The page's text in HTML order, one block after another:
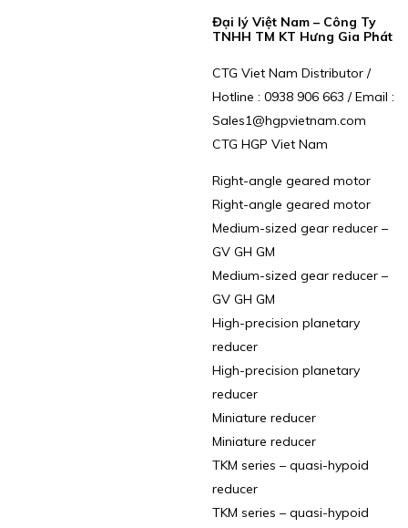
Đại lý Việt Nam – Công Ty
TNHH TM KT Hưng Gia Phát
CTG Viet Nam Distributor /
Hotline : 0938 906 663 / Email :
Sales1@hgpvietnam.com
CTG HGP Viet Nam
Right-angle geared motor
Right-angle geared motor
Medium-sized gear reducer –
GV GH GM
Medium-sized gear reducer –
GV GH GM
High-precision planetary
reducer
High-precision planetary
reducer
Miniature reducer
Miniature reducer
TKM series – quasi-hypoid
reducer
TKM series – quasi-hypoid